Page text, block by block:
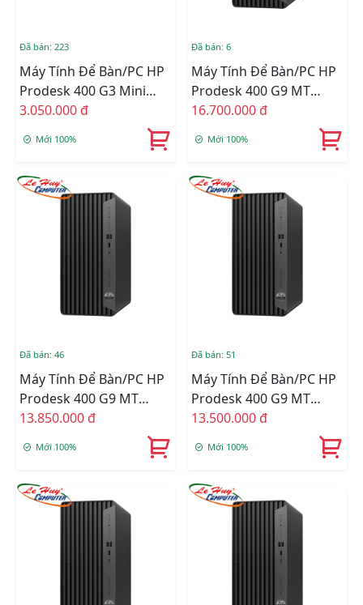
Đã bán: 223
Máy Tính Để Bàn/PC HP
Prodesk 400 G3 Mini
(Intel I5-6500T/Ram
4GB/SSD 128GB) Like
New (No Box)
3.050.000 đ
Mới 100%
Đã bán: 6
Máy Tính Để Bàn/PC HP
Prodesk 400 G9 MT
72L01PA (Core I7-12700/
Ram 8GB/ 256GB SSD/
Wifi/ Bluetooth/
Windows 11 Home SL/
16.700.000 đ
Mới 100%
Đã bán: 46
Máy Tính Để Bàn/PC HP
Prodesk 400 G9 MT
72L00PA (Core I5-12500/
Ram 8GB/ 512GB SSD/
Wifi/ Bluetooth/
Windows 11 Home SL/
13.850.000 đ
Mới 100%
Đã bán: 51
Máy Tính Để Bàn/PC HP
Prodesk 400 G9 MT
72K99PA (Core I5-12500/
Ram 8GB/ 256GB SSD/
Wifi/ Bluetooth/
Windows 11 Home SL/
13.500.000 đ
Mới 100%